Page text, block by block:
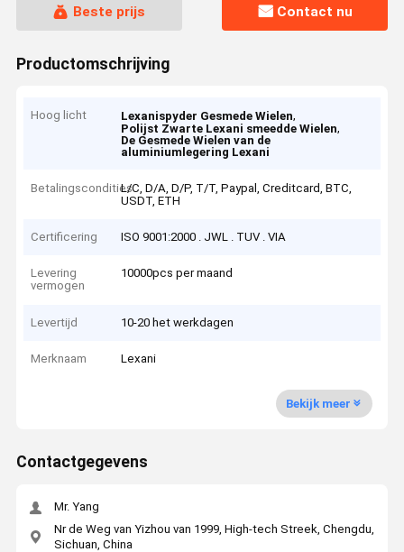
Beste prijs Contact nu
Productomschrijving
Hoog licht Lexanispyder Gesmede Wielen,
Polijst Zwarte Lexani smeedde Wielen,
De Gesmede Wielen van de
aluminiumlegering Lexani
BetalingsconditiesL/C, D/A, D/P, T/T, Paypal, Creditcard, BTC,
USDT, ETH
Certificering ISO 9001:2000 . JWL . TUV . VIA
Levering
vermogen
10000pcs per maand
Levertijd 10-20 het werkdagen
Merknaam Lexani
Bekijk meer
Contactgegevens
Mr. Yang
Nr de Weg van Yizhou van 1999, High-tech Streek, Chengdu,
Sichuan, China